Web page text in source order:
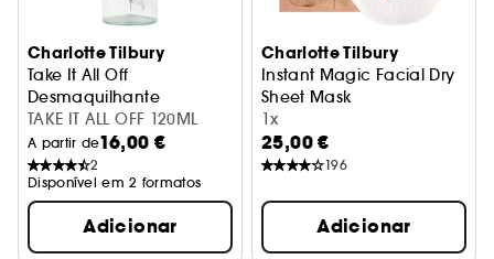
Charlotte Tilbury
Take It All Off
Desmaquilhante
TAKE IT ALL OFF 120ML
A partir de16,00 €
2
Disponível em 2 formatos
Adicionar
Charlotte Tilbury
Instant Magic Facial Dry
Sheet Mask
Máscara Facial
1x
25,00 €
196
Adicionar